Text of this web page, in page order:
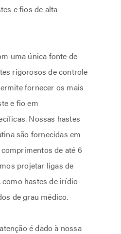
e fios de alta
uma única fonte de
rigorosos de controle
fornecer os mais
e fio em
Nossas hastes
são fornecidas em
de até 6
projetar ligas de
hastes de irídio-
de grau médico.
é dado à nossa